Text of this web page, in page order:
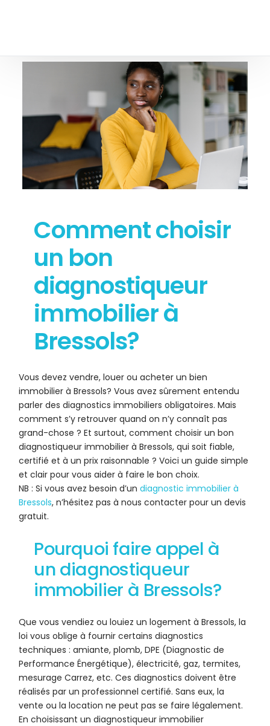
Comment choisir
un bon
diagnostiqueur
immobilier à
Bressols?
Vous devez vendre, louer ou acheter un bien
immobilier à Bressols? Vous avez sûrement entendu
parler des diagnostics immobiliers obligatoires. Mais
comment s’y retrouver quand on n’y connaît pas
grand-chose ? Et surtout, comment choisir un bon
diagnostiqueur immobilier à Bressols, qui soit fiable,
certifié et à un prix raisonnable ? Voici un guide simple
et clair pour vous aider à faire le bon choix.
NB : Si vous avez besoin d’undiagnostic immobilier à
Bressols, n’hésitez pas à nous contacter pour un devis
gratuit.
Pourquoi faire appel à
un diagnostiqueur
immobilier à Bressols?
Que vous vendiez ou louiez un logement à Bressols, la
loi vous oblige à fournir certains diagnostics
techniques : amiante, plomb, DPE (Diagnostic de
Performance Énergétique), électricité, gaz, termites,
mesurage Carrez, etc. Ces diagnostics doivent être
réalisés par un professionnel certifié. Sans eux, la
vente ou la location ne peut pas se faire légalement.
En choisissant un diagnostiqueur immobilier